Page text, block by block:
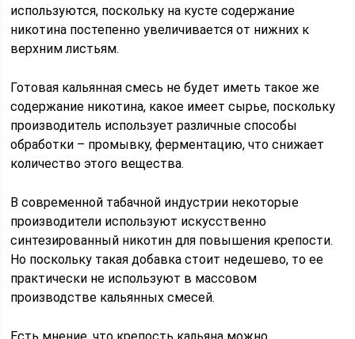
используются, поскольку на кусте содержание
никотина постепенно увеличивается от нижних к
верхним листьям.
Готовая кальянная смесь не будет иметь такое же
содержание никотина, какое имеет сырье, поскольку
производитель использует различные способы
обработки – промывку, ферментацию, что снижает
количество этого вещества.
В современной табачной индустрии некоторые
производители используют искусственно
синтезированный никотин для повышения крепости.
Но поскольку такая добавка стоит недешево, то ее
практически не используют в массовом
производстве кальянных смесей.